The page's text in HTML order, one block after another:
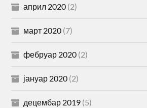
април 2020 (2)
март 2020 (7)
фебруар 2020 (2)
јануар 2020 (2)
децембар 2019 (5)